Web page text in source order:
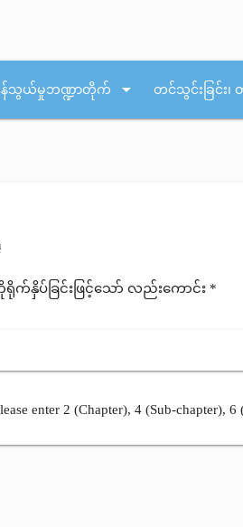
သွယ်မှုဘဏ္ဍာတိုက် arrow_drop_down တင်သွင်းခြင်း၊
နှိပ်ခြင်းဖြင့်သော် လည်းကောင်း *
enter 2 (Chapter), 4 (Sub-chapter),